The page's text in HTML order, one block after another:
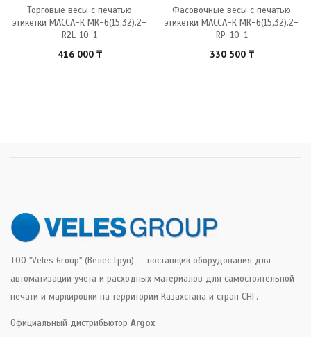
Торговые весы с печатью
этикетки МАССА-К МК-6(15,32).2-
R2L-10-1
416 000 ₸
Фасовочные весы с печатью
этикетки МАССА-К МК-6(15,32).2-
RP-10-1
330 500 ₸
ТОО "Veles Group" (Велес Груп) — поставщик оборудования для
автоматизации учета и расходных материалов для самостоятельной
печати и маркировки на территории Казахстана и стран СНГ.
Официальный дистрибьютор Argox